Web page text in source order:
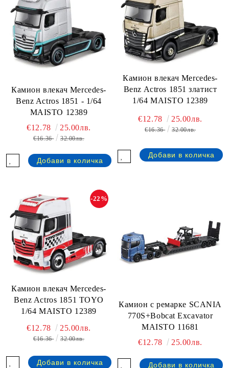
Камион влекач Mercedes-
Benz Actros 1851 - 1/64
MAISTO 12389
€12.78 25.00лв.
€16.36 32.00лв.
Камион влекач Mercedes-
Benz Actros 1851 златист
1/64 MAISTO 12389
€12.78 25.00лв.
€16.36 32.00лв.
Камион влекач Mercedes-
Benz Actros 1851 TOYO
1/64 MAISTO 12389
-22%
€12.78 25.00лв.
€16.36 32.00лв.
Камион с ремарке SCANIA
770S+Bobcat Excavator
MAISTO 11681
€12.78
25.00лв.